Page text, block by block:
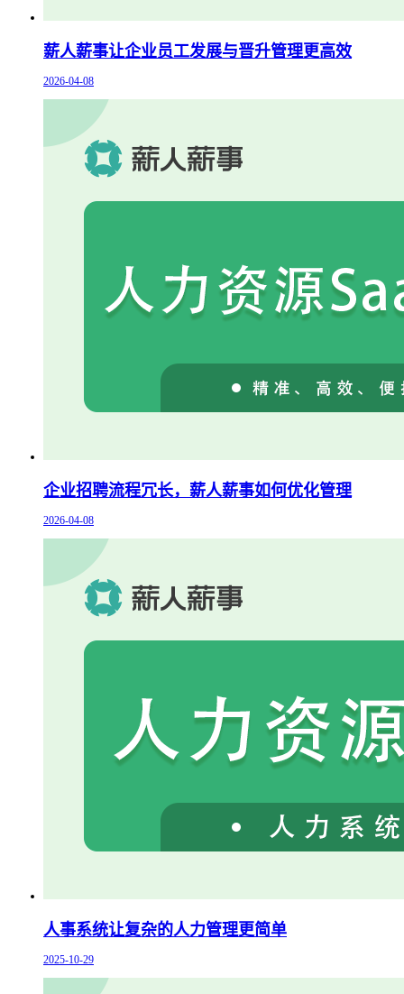
薪人薪事让企业员工发展与晋升管理更高效
2026-04-08
企业招聘流程冗长，薪人薪事如何优化管理
2026-04-08
人事系统让复杂的人力管理更简单
2025-10-29